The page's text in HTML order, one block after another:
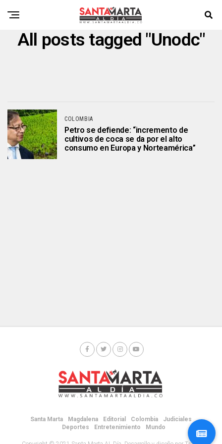
All posts tagged "Unodc"
COLOMBIA
Petro se defiende: “incremento de
cultivos de coca se da por el alto
consumo en Europa y Norteamérica”
Santa Marta Magdalena Editorial Colombia
Judiciales
Deportes
Entretenimiento Mundo